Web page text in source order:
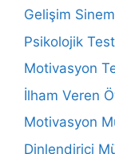
Gelişim
Psikolojik
Motivasyon
İlham Veren
Motivasyon
Dinlendirici